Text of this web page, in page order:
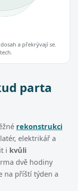
a překrývají se.
parta
rekonstrukci
elektrikář a
i kvůli
dvě hodiny
na příští týden a